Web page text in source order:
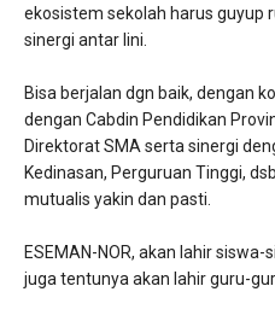
ekosistem sekolah harus guyup
sinergi antar lini.
Bisa berjalan dgn baik, dengan
dengan Cabdin Pendidikan
Direktorat SMA serta sinergi
Kedinasan, Perguruan Tinggi,
mutualis yakin dan pasti.
ESEMAN-NOR, akan lahir
juga tentunya akan lahir guru-